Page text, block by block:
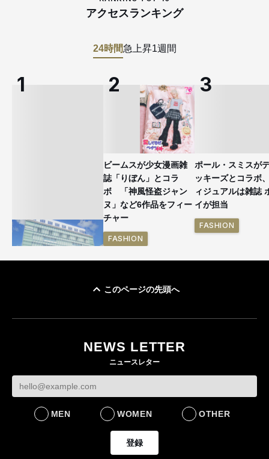
アクセスランキング
24時間急上昇1週間
ビームスが少女漫画雑
誌「りぼん」とコラ
ボ 「神風怪盗ジャン
ヌ」など6作品をフィー
チャー
FASHION
ポール・スミスが
ッキーズとコラボ
ィジュアルは雑誌
イが担当
FASHION
このページの先頭へ
NEWS LETTER
ニュースレター
MEN WOMEN OTHER
登録